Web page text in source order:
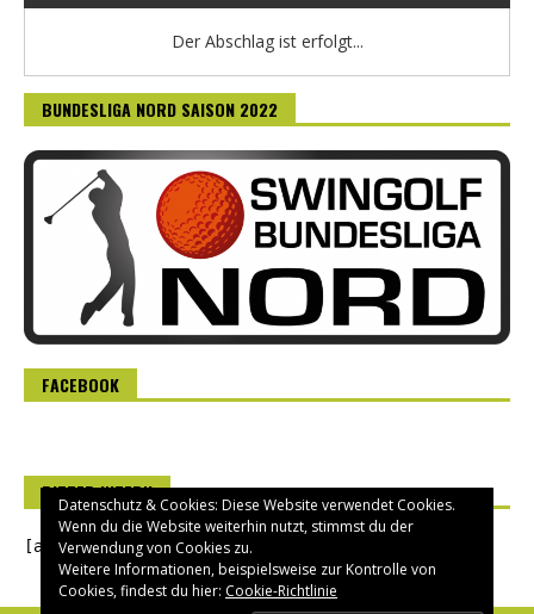
Der Abschlag ist erfolgt...
BUNDESLIGA NORD SAISON 2022
FACEBOOK
RITTER INTERN
[asverein_login]
Datenschutz & Cookies: Diese Website verwendet Cookies.
Wenn du die Website weiterhin nutzt, stimmst du der
Verwendung von Cookies zu.
Weitere Informationen, beispielsweise zur Kontrolle von
Cookies, findest du hier: Cookie-Richtlinie